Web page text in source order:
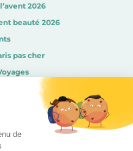
de
2026
beauté 2026
pas cher
plans par mail !